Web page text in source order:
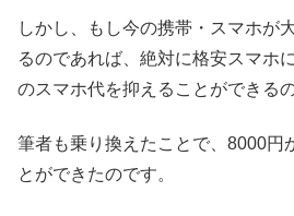
しかし、もし今の携帯・スマホが
るのであれば、絶対に格安スマホ
のスマホ代を抑えることができるの
筆者も乗り換えたことで、8000円
とができたのです。